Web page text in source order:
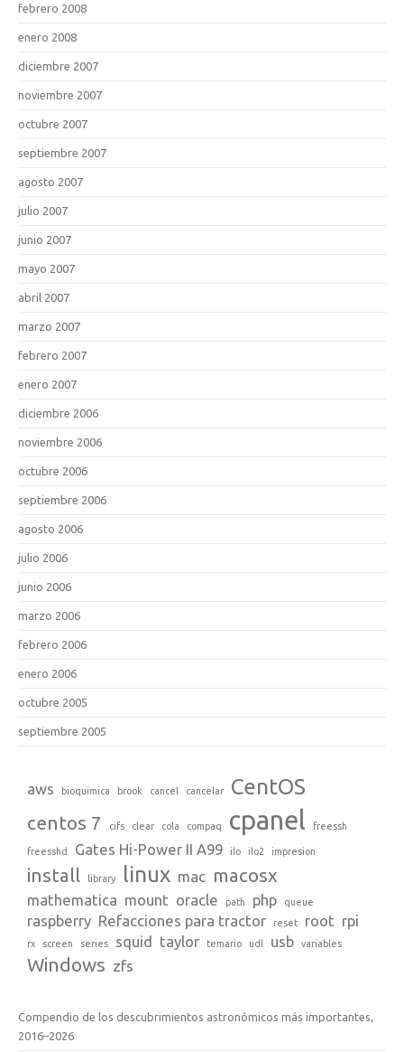
febrero 2008
enero 2008
diciembre 2007
noviembre 2007
octubre 2007
septiembre 2007
agosto 2007
julio 2007
junio 2007
mayo 2007
abril 2007
marzo 2007
febrero 2007
enero 2007
diciembre 2006
noviembre 2006
octubre 2006
septiembre 2006
agosto 2006
julio 2006
junio 2006
marzo 2006
febrero 2006
enero 2006
octubre 2005
septiembre 2005
aws bioquimica brook cancel cancelar CentOS
centos 7 cifs clear cola compaq cpanel freessh
freesshd Gates Hi-Power II A99 ilo ilo2 impresion
install library linux mac macosx
mathematica mount oracle path php queue
raspberry Refacciones para tractor reset root rpi
rx screen series squid taylor temario udl usb variables
Windows zfs
Compendio de los descubrimientos astronómicos más importantes,
2016–2026